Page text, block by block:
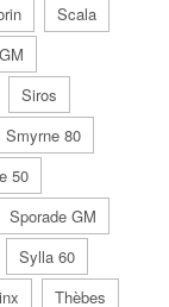
Scala
Siros
Smyrne 80
50
Sporade GM
Sylla 60
Thèbes